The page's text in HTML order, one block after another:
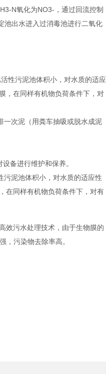
N氧化为NO3-，通过回流控制
池出水进入过消毒池进行二氧化
性污泥池体积小，对水质的适应
，在同样有机物负荷条件下，对
一次泥（用粪车抽吸或脱水成泥
备进行维护和保养。
污泥池体积小，对水质的适应性
在同样有机物负荷条件下，对有
效污水处理技术，由于生物膜的
，污染物去除率高。